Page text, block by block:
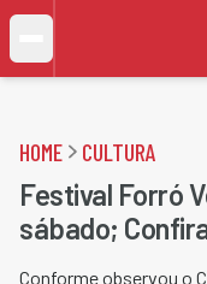
HOME CULTURA
Festival Forró
sábado;
Conforme observou o